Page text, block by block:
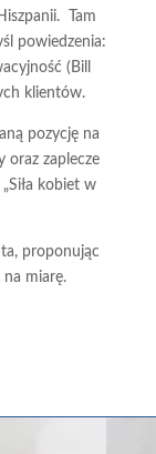
Tam
powiedzenia:
(Bill
klientów.
pozycję na
oraz zaplecze
kobiet w
proponując
miarę.